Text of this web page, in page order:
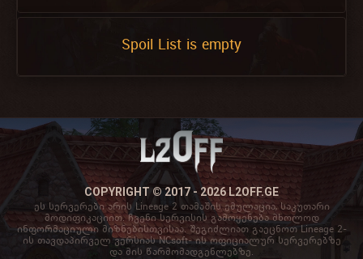
Spoil List is empty
COPYRIGHT © 2017 - 2026 L2OFF.GE
ეს სერვერები არის Lineage 2 თამაშის ემულაცია, საკუთარი
მოდიფიკაციით. ჩვენი სერვისის გამოყენება მხოლოდ
ინფორმაციული მიზნებისთვისაა. შეგიძლიათ გაეცნოთ Lineage 2-
ის თავდაპირველ ვერსიას NCsoft- ის ოფიციალურ სერვერებზე
და მის წარმომადგენლებზე.